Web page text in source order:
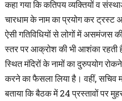
कहा गया कि कतिपय व्यक्तियों व
चारधाम के नाम का प्रयोग कर ट्रस्ट
ऐसी गतिविधियों से लोगों में असमंजस
स्तर पर आक्रोश की भी आशंका रहती
स्थित मंदिरों के नामों का दुरुपयोग
करने का फैसला लिया है। वहीं, सचिव
बताया कि बैठक में 24 प्रस्तावों पर